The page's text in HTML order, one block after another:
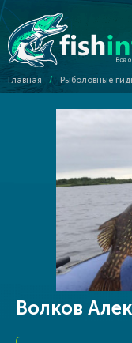
Главная / Рыболовные
Волков